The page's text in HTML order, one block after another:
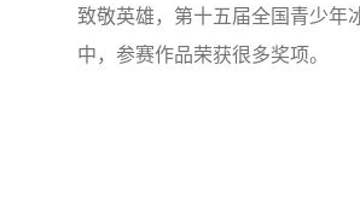
致敬英雄，第十五届全国青少年
中，参赛作品荣获很多奖项。